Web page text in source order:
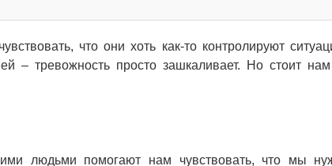
что они хоть как-то контролируют
– тревожность просто зашкаливает. Но стоит
людьми помогают нам чувствовать, что мы